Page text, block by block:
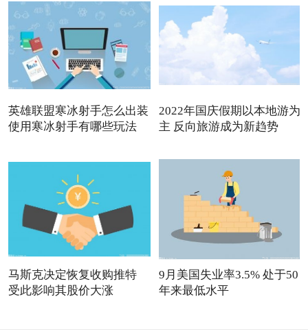
英雄联盟寒冰射手怎么出装
使用寒冰射手有哪些玩法
2022年国庆假期以本地游为
主 反向旅游成为新趋势
马斯克决定恢复收购推特
受此影响其股价大涨
9月美国失业率3.5% 处于50
年来最低水平